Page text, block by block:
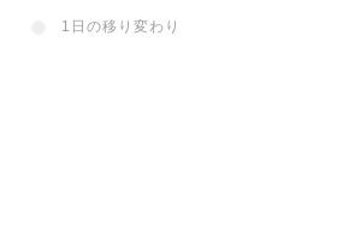
1日の移り変わり